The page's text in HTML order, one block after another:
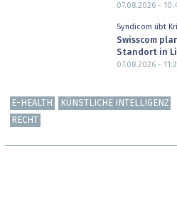
07.08.2026 -
Syndicom übt
Swisscom
Standort in
07.08.2026 -
E-HEALTH
KÜNSTLICHE INTELLIGENZ
RECHT